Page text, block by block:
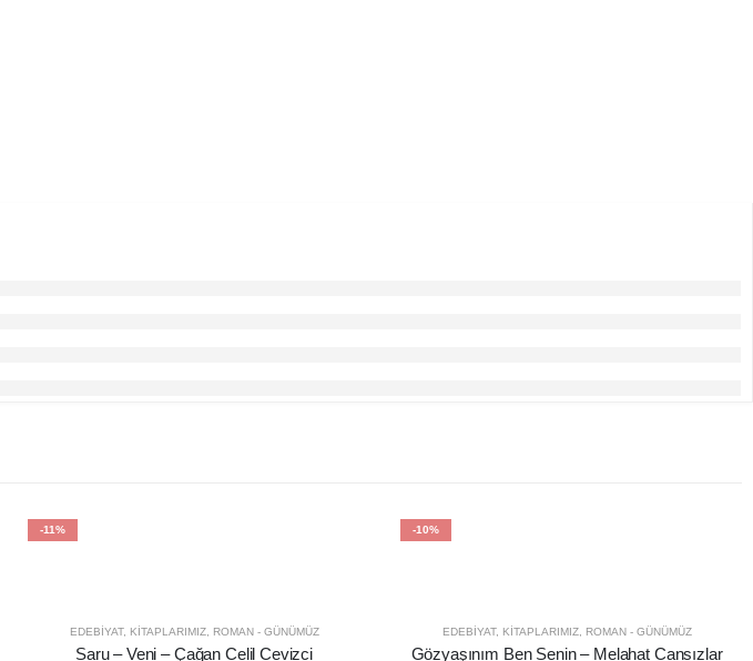
-11%
EDEBIYAT, KITAPLARIMIZ, ROMAN - GÜNÜMÜZ
Saru – Veni – Çağan Celil Cevizci
-10%
EDEBIYAT, KITAPLARIMIZ, ROMAN - GÜNÜMÜZ
Gözyaşınım Ben Senin – Melahat Cansızlar